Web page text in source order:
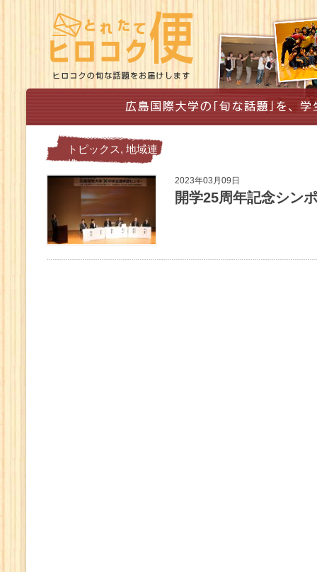
トピックス, 地域連
携
2023年03月09日
開学25周年記念シン